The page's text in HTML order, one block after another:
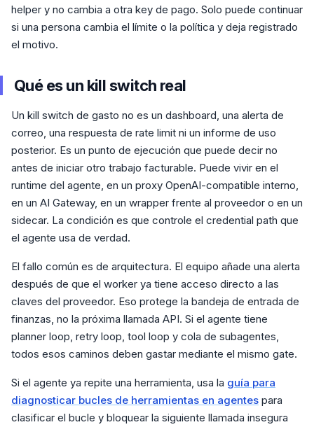
helper y no cambia a otra key de pago. Solo puede continuar
si una persona cambia el límite o la política y deja registrado
el motivo.
Qué es un kill switch real
Un kill switch de gasto no es un dashboard, una alerta de
correo, una respuesta de rate limit ni un informe de uso
posterior. Es un punto de ejecución que puede decir no
antes de iniciar otro trabajo facturable. Puede vivir en el
runtime del agente, en un proxy OpenAI-compatible interno,
en un AI Gateway, en un wrapper frente al proveedor o en un
sidecar. La condición es que controle el credential path que
el agente usa de verdad.
El fallo común es de arquitectura. El equipo añade una alerta
después de que el worker ya tiene acceso directo a las
claves del proveedor. Eso protege la bandeja de entrada de
finanzas, no la próxima llamada API. Si el agente tiene
planner loop, retry loop, tool loop y cola de subagentes,
todos esos caminos deben gastar mediante el mismo gate.
Si el agente ya repite una herramienta, usa la guía para
diagnosticar bucles de herramientas en agentes para
clasificar el bucle y bloquear la siguiente llamada insegura